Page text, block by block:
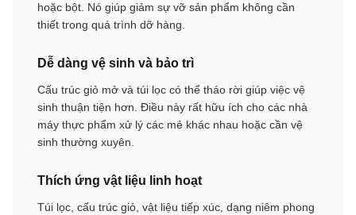
hoặc bột. Nó giúp giảm sự vỡ sản phẩm không cần
thiết trong quá trình dỡ hàng.
Dễ dàng vệ sinh và bảo trì
Cấu trúc giỏ mở và túi lọc có thể tháo rời giúp việc vệ
sinh thuận tiện hơn. Điều này rất hữu ích cho các nhà
máy thực phẩm xử lý các mẻ khác nhau hoặc cần vệ
sinh thường xuyên.
Thích ứng vật liệu linh hoạt
Túi lọc, cấu trúc giỏ, vật liệu tiếp xúc, dạng niêm phong